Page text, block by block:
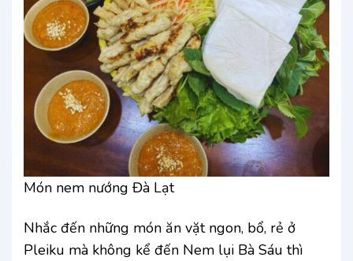
Món nem nướng Đà Lạt
Nhắc đến những món ăn vặt ngon, bổ, rẻ ở
Pleiku mà không kể đến Nem lụi Bà Sáu thì